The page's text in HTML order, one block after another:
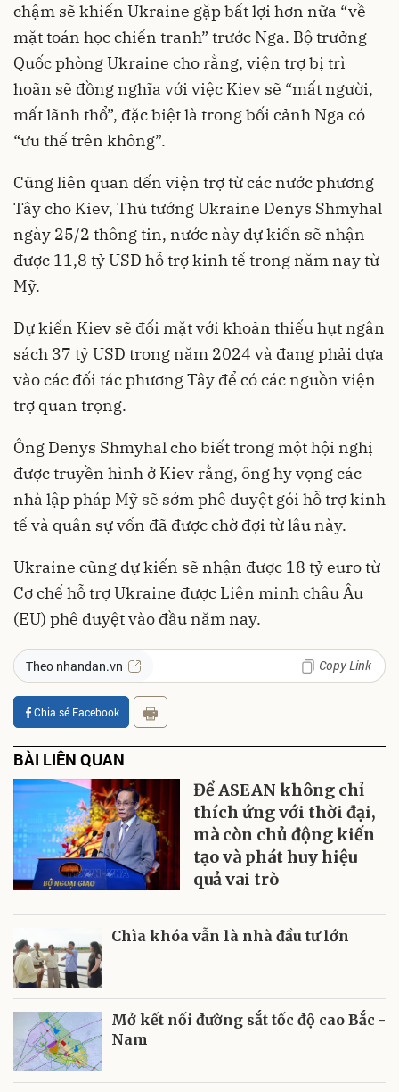
chậm sẽ khiến Ukraine gặp bất lợi hơn nữa “về
mặt toán học chiến tranh” trước Nga. Bộ trưởng
Quốc phòng Ukraine cho rằng, viện trợ bị trì
hoãn sẽ đồng nghĩa với việc Kiev sẽ “mất người,
mất lãnh thổ”, đặc biệt là trong bối cảnh Nga có
“ưu thế trên không”.
Cũng liên quan đến viện trợ từ các nước phương
Tây cho Kiev, Thủ tướng Ukraine Denys Shmyhal
ngày 25/2 thông tin, nước này dự kiến ​​sẽ nhận
được 11,8 tỷ USD hỗ trợ kinh tế trong năm nay từ
Mỹ.
Dự kiến Kiev sẽ đối mặt với khoản thiếu hụt ngân
sách 37 tỷ USD trong năm 2024 và đang phải dựa
vào các đối tác phương Tây để có các nguồn viện
trợ quan trọng.
Ông Denys Shmyhal cho biết trong một hội nghị
được truyền hình ở Kiev rằng, ông hy vọng các
nhà lập pháp Mỹ sẽ sớm phê duyệt gói hỗ trợ kinh
tế và quân sự vốn đã được chờ đợi từ lâu này.
Ukraine cũng dự kiến ​​sẽ nhận được 18 tỷ euro từ
Cơ chế hỗ trợ Ukraine được Liên minh châu Âu
(EU) phê duyệt vào đầu năm nay.
Theo nhandan.vn Copy Link
Chia sẻ Facebook
BÀI LIÊN QUAN
Để ASEAN không chỉ
thích ứng với thời đại,
mà còn chủ động kiến
tạo và phát huy hiệu
quả vai trò
Chìa khóa vẫn là nhà đầu tư lớn
Mở kết nối đường sắt tốc độ cao Bắc -
Nam